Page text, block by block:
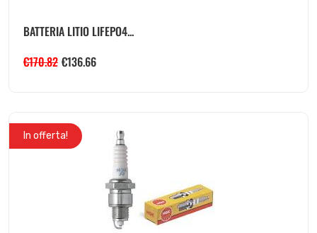
BATTERIA LITIO LIFEPO4...
€170.82 €136.66
In offerta!